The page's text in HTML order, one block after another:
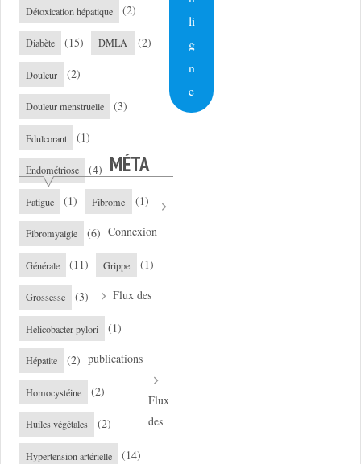
Détoxication hépatique (2)
Diabète (15) DMLA (2)
Douleur (2)
Douleur menstruelle (3)
Edulcorant (1)
Endométriose (4)
Fatigue (1) Fibrome (1)
Fibromyalgie (6)
Générale (11) Grippe (1)
Grossesse (3)
Helicobacter pylori (1)
Hépatite (2)
Homocystéine (2)
Huiles végétales (2)
Hypertension artérielle (14)
li
g
n
e
MÉTA
Connexion
Flux des
publications
Flux
des